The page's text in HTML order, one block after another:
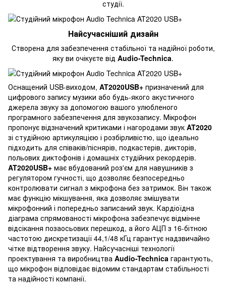
студії.
Найсучасніший дизайн
Створена для забезпечення стабільної та надійної роботи,
яку ви очікуєте від Audio-Technica.
Оснащений USB-виходом, AT2020USB+ призначений для
цифрового запису музики або будь-якого акустичного
джерела звуку за допомогою вашого улюбленого
програмного забезпечення для звукозапису. Мікрофон
пропонує відзначений критиками і нагородами звук AT2020
зі студійною артикуляцією і розбірливістю, що ідеально
підходить для співаків/піснярів, подкастерів, дикторів,
польових диктофонів і домашніх студійних рекордерів.
AT2020USB+ має вбудований роз'єм для навушників з
регулятором гучності, що дозволяє безпосередньо
контролювати сигнал з мікрофона без затримок. Він також
має функцію мікшування, яка дозволяє змішувати
мікрофонний і попередньо записаний звук. Кардіоїдна
діаграма спрямованості мікрофона забезпечує відмінне
відсікання позаосьових перешкод, а його АЦП з 16-бітною
частотою дискретизації 44,1/48 кГц гарантує надзвичайно
чітке відтворення звуку. Найсучасніші технології
проектування та виробництва Audio-Technica гарантують,
що мікрофон відповідає відомим стандартам стабільності
та надійності компанії.